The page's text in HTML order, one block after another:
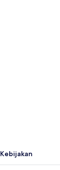
Kebijakan